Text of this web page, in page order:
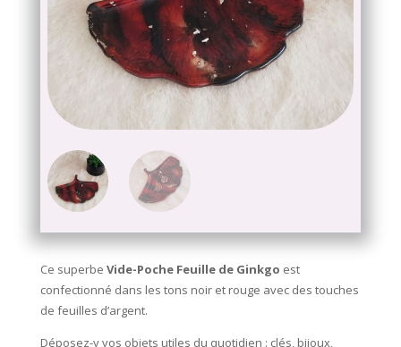
Ce superbe Vide-Poche Feuille de Ginkgo est
confectionné dans les tons noir et rouge avec des touches
de feuilles d’argent.
Déposez-y vos objets utiles du quotidien : clés, bijoux,